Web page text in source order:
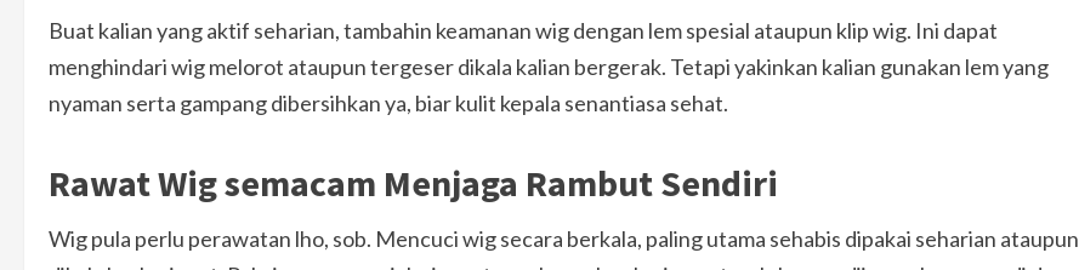
Buat kalian yang aktif seharian, tambahin keamanan wig dengan lem spesial ataupun klip wig. Ini dapat
menghindari wig melorot ataupun tergeser dikala kalian bergerak. Tetapi yakinkan kalian gunakan lem yang
nyaman serta gampang dibersihkan ya, biar kulit kepala senantiasa sehat.
Rawat Wig semacam Menjaga Rambut Sendiri
Wig pula perlu perawatan lho, sob. Mencuci wig secara berkala, paling utama sehabis dipakai seharian ataupun